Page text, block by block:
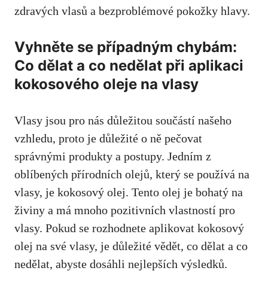
zdravých vlasů a bezproblémové pokožky hlavy.
Vyhněte se případným chybám:
Co dělat a co nedělat při aplikaci
kokosového oleje na vlasy
Vlasy jsou pro nás důležitou součástí našeho
vzhledu, proto je důležité o ně pečovat
správnými produkty a postupy. Jedním z
oblíbených přírodních olejů, který se používá na
vlasy, je kokosový olej. Tento olej je bohatý na
živiny a má mnoho pozitivních vlastností pro
vlasy. Pokud se rozhodnete aplikovat kokosový
olej na své vlasy, je důležité vědět, co dělat a co
nedělat, abyste dosáhli nejlepších výsledků.